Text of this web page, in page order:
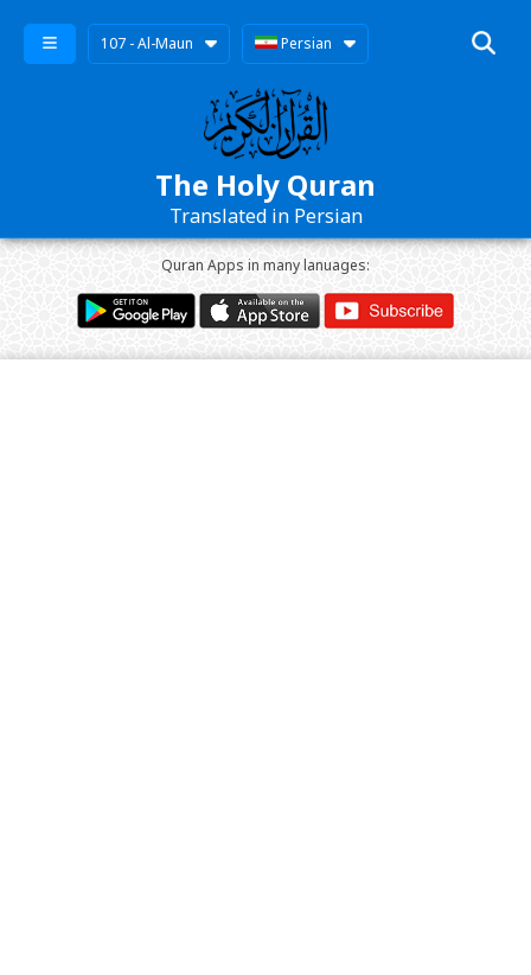
107 - Al-Maun Persian
The Holy Quran
Translated in Persian
Quran Apps in many lanuages: